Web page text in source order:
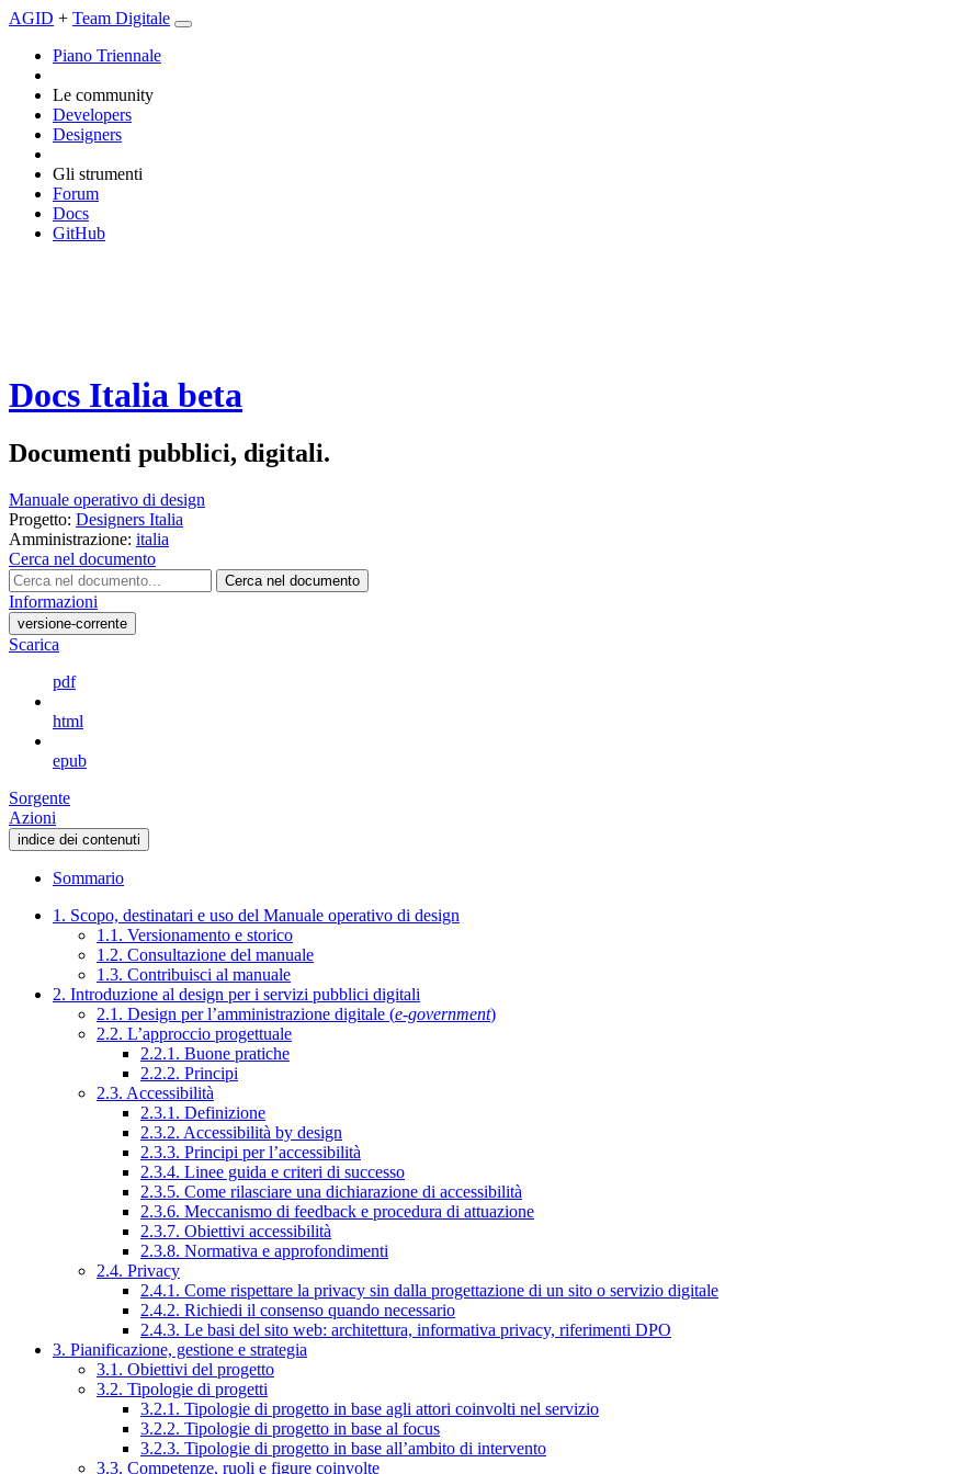
AGID + Team Digitale
Piano Triennale
Le community
Developers
Designers
Gli strumenti
Forum
Docs
GitHub
Docs Italia beta
Documenti pubblici, digitali.
Manuale operativo di design
Progetto: Designers Italia
Amministrazione: italia
Cerca nel documento
Cerca nel documento
Informazioni
versione-corrente
Scarica
pdf
html
epub
Sorgente
Azioni
indice dei contenuti
Sommario
1. Scopo, destinatari e uso del Manuale operativo di design
1.1. Versionamento e storico
1.2. Consultazione del manuale
1.3. Contribuisci al manuale
2. Introduzione al design per i servizi pubblici digitali
2.1. Design per l’amministrazione digitale (e-government)
2.2. L’approccio progettuale
2.2.1. Buone pratiche
2.2.2. Principi
2.3. Accessibilità
2.3.1. Definizione
2.3.2. Accessibilità by design
2.3.3. Principi per l’accessibilità
2.3.4. Linee guida e criteri di successo
2.3.5. Come rilasciare una dichiarazione di accessibilità
2.3.6. Meccanismo di feedback e procedura di attuazione
2.3.7. Obiettivi accessibilità
2.3.8. Normativa e approfondimenti
2.4. Privacy
2.4.1. Come rispettare la privacy sin dalla progettazione di un sito o servizio digitale
2.4.2. Richiedi il consenso quando necessario
2.4.3. Le basi del sito web: architettura, informativa privacy, riferimenti DPO
3. Pianificazione, gestione e strategia
3.1. Obiettivi del progetto
3.2. Tipologie di progetti
3.2.1. Tipologie di progetto in base agli attori coinvolti nel servizio
3.2.2. Tipologie di progetto in base al focus
3.2.3. Tipologie di progetto in base all’ambito di intervento
3.3. Competenze, ruoli e figure coinvolte